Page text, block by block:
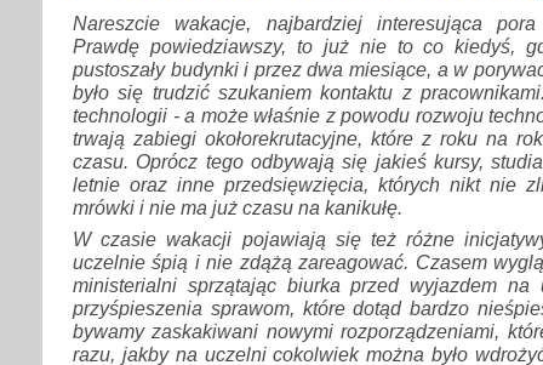
Nareszcie wakacje, najbardziej interesująca
Prawdę powiedziawszy, to już nie to co kiedyś,
pustoszały budynki i przez dwa miesiące, a w
było się trudzić szukaniem kontaktu z
technologii - a może właśnie z powodu rozwoju
trwają zabiegi okołorekrutacyjne, które z roku na
czasu. Oprócz tego odbywają się jakieś kursy,
letnie oraz inne przedsięwzięcia, których nikt nie
mrówki i nie ma już czasu na kanikułę.
W czasie wakacji pojawiają się też różne
uczelnie śpią i nie zdążą zareagować. Czasem
ministerialni sprzątając biurka przed wyjazdem na
przyśpieszenia sprawom, które dotąd bardzo
bywamy zaskakiwani nowymi rozporządzeniami,
razu, jakby na uczelni cokolwiek można było